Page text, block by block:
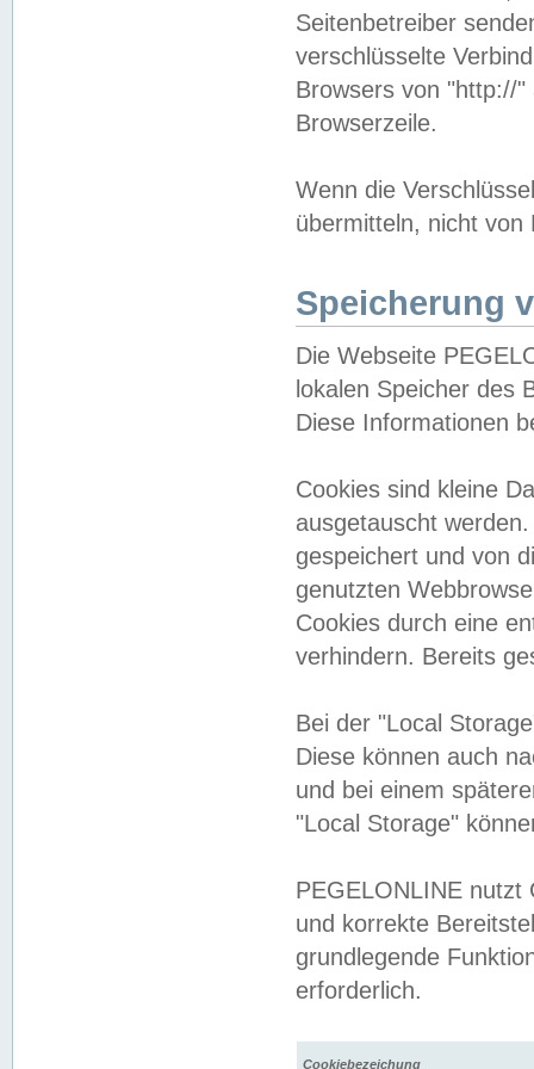
Seitenbetreiber
verschlüsselte
Browsers von "http://
Browserzeile.
Wenn die
übermitteln, nicht von
Speicherung
Die Webseite
lokalen Speicher des
Diese Informationen
Cookies sind kleine
ausgetauscht
gespeichert und von
genutzten
Cookies durch eine
verhindern. Bereits
Bei der "Local
Diese können auch
und bei einem
"Local Storage"
PEGELONLINE nutzt
und korrekte
grundlegende
erforderlich.
Cookiebezeichung